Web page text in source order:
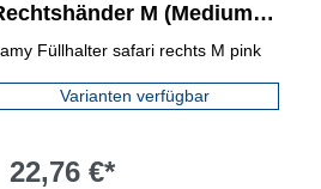
M (Medium)
Füllhalter safari rechts M pink
Varianten verfügbar
22,76 €*